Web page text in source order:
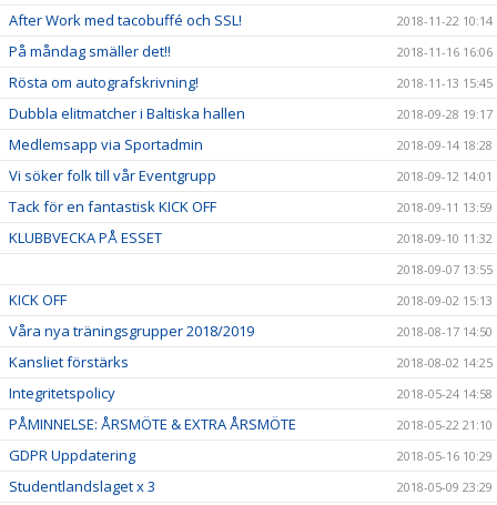
After Work med tacobuffé och SSL! 2018-11-22 10:14
På måndag smäller det!! 2018-11-16 16:06
Rösta om autografskrivning! 2018-11-13 15:45
Dubbla elitmatcher i Baltiska hallen 2018-09-28 19:17
Medlemsapp via Sportadmin 2018-09-14 18:28
Vi söker folk till vår Eventgrupp 2018-09-12 14:01
Tack för en fantastisk KICK OFF 2018-09-11 13:59
KLUBBVECKA PÅ ESSET
2018-09-10 11:32
2018-09-07 13:55
KICK OFF 2018-09-02 15:13
Våra nya träningsgrupper 2018/2019 2018-08-17 14:50
Kansliet förstärks 2018-08-02 14:25
Integritetspolicy 2018-05-24 14:58
PÅMINNELSE: ÅRSMÖTE & EXTRA ÅRSMÖTE 2018-05-22 21:10
GDPR Uppdatering 2018-05-16 10:29
Studentlandslaget x 3 2018-05-09 23:29